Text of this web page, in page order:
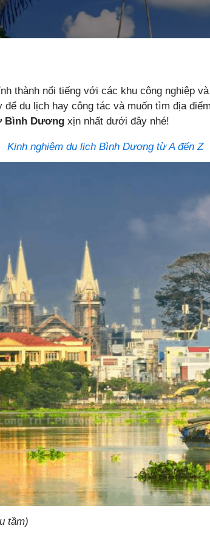
thành nổi tiếng với các khu công nghiệp
để du lịch hay công tác và muốn tìm địa
Bình Dương xịn nhất dưới đây nhé!
Kinh nghiệm du lịch Bình Dương từ A đến Z
tầm)